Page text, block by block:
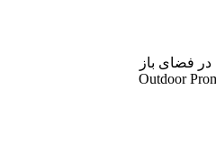
در فضای باز
Outdoor